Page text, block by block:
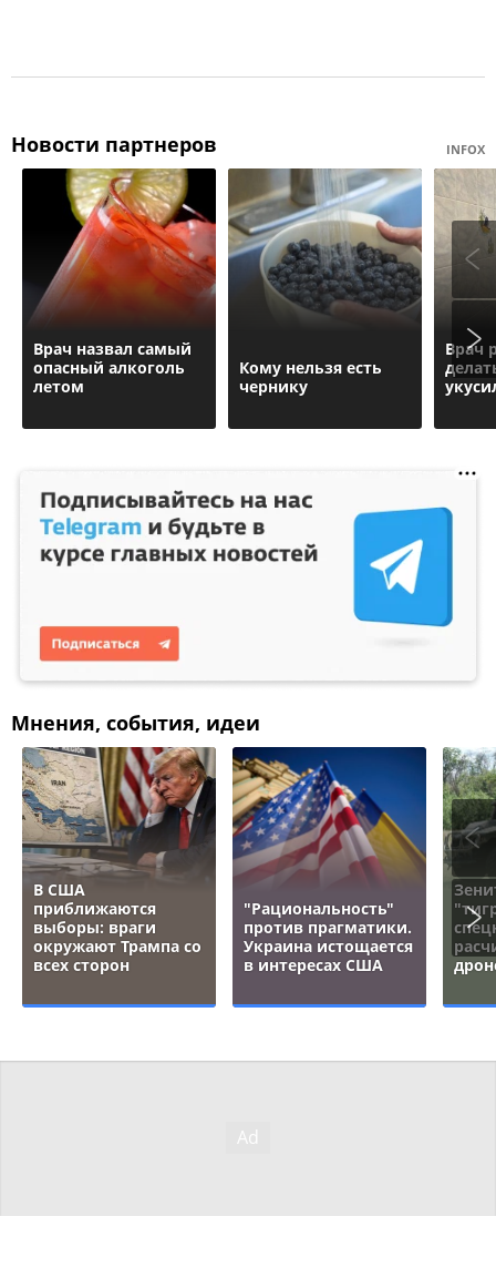
Новости партнеров INFOX
Врач назвал самый
опасный алкоголь
летом
Кому нельзя есть
чернику
Врач
Мнения, события, идеи
В США
приближаются
выборы: враги
окружают Трампа со
всех сторон
"Рациональность"
против прагматики.
Украина истощается
в интересах США